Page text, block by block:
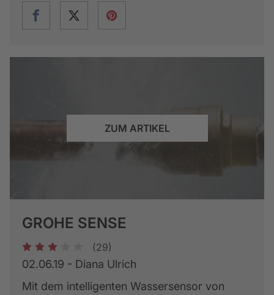
ZUM ARTIKEL
GROHE SENSE
1 2 3 (29)
02.06.19 - Diana Ulrich
Mit dem intelligenten Wassersensor von